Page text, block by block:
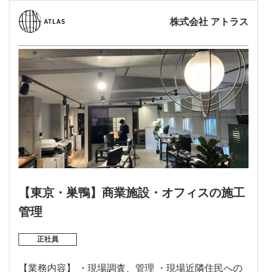
株式会社 アトラス
【東京・巣鴨】商業施設・オフィスの施工
管理
正社員
【業務内容】 ・現場調査、管理 ・現場近隣住民への